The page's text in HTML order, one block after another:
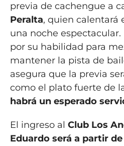
previa de cachengue a
Peralta, quien calentará
una noche espectacular.
por su habilidad para
mantener la pista de
asegura que la previa
como el plato fuerte de
habrá un esperado
El ingreso al Club Los
Eduardo será a partir